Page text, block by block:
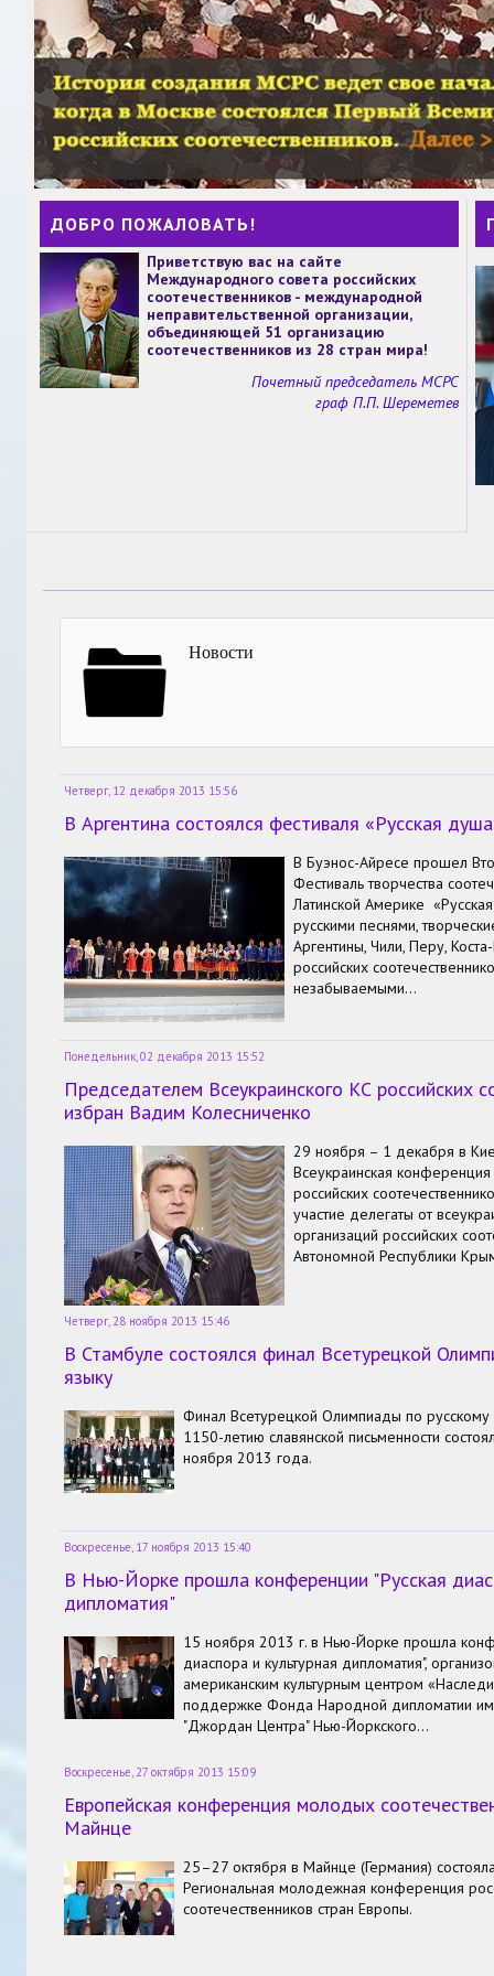
ДОБРО ПОЖАЛОВАТЬ!
Приветствую вас на сайте
Международного совета российских
соотечественников - международной
неправительственной организации,
объединяющей 51 организацию
соотечественников из 28 стран мира!
Почетный председатель МСРС
граф П.П. Шереметев
Новости
Четверг, 12 декабря 2013 15:56
В Аргентина состоялся фестиваля «Русская
В Буэнос-Айресе прошел
Фестиваль творчества
Латинской Америке
русскими песнями,
Аргентины, Чили, Перу,
российских
незабываемыми…
Понедельник, 02 декабря 2013 15:52
Председателем Всеукраинского КС российских
избран Вадим Колесниченко
29 ноября – 1 декабря в
Всеукраинская конференция
российских
участие делегаты от
организаций российских
Автономной Республики
Четверг, 28 ноября 2013 15:46
В Стамбуле состоялся финал Всетурецкой
языку
Финал Всетурецкой Олимпиады по русскому
1150-летию славянской письменности
ноября 2013 года.
Воскресенье, 17 ноября 2013 15:40
В Нью-Йорке прошла конференции "Русская
дипломатия"
15 ноября 2013 г. в Нью-Йорке прошла
диаспора и культурная дипломатия",
американским культурным центром
поддержке Фонда Народной дипломатии
"Джордан Центра" Нью-Йоркского…
Воскресенье, 27 октября 2013 15:09
Европейская конференция молодых
Майнце
25–27 октября в Майнце (Германия)
Региональная молодежная конференция
соотечественников стран Европы.